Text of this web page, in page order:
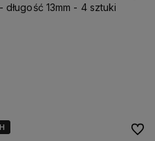
długość 13mm - 4 sztuki
Do